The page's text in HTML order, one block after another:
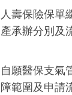
人壽保險保單
產承辦分別及
自願醫保支氣
障範圍及申請